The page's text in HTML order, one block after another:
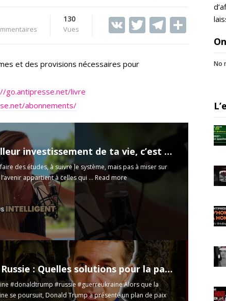
130
Vues V T T
et des provisions nécessaires pour
go.antipresse.net/livre
abonnements/
investissement de ta vie, c’est toi.
des études, à suivre le système, mais pas à miser sur
l’avenir appartient à celles qui ... Read more
Ukraine - Russie : Quelles solutions pour la paix ? | Entretien avec Alexandre Del Valle
#donaldtrump #russie #guerreukraine Alors que la
se poursuit, Donald Trump a présenté un plan de paix
No